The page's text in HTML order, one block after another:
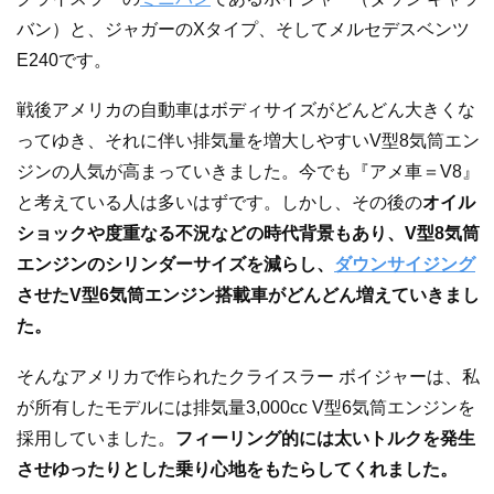
バン）と、ジャガーのXタイプ、そしてメルセデスベンツ
E240です。
戦後アメリカの自動車はボディサイズがどんどん大きくな
ってゆき、それに伴い排気量を増大しやすいV型8気筒エン
ジンの人気が高まっていきました。今でも『アメ車＝V8』
と考えている人は多いはずです。しかし、その後のオイル
ショックや度重なる不況などの時代背景もあり、V型8気筒
エンジンのシリンダーサイズを減らし、 ダウンサイジング
させたV型6気筒エンジン搭載車がどんどん増えていきまし
た。
そんなアメリカで作られたクライスラー ボイジャーは、私
が所有したモデルには排気量3,000cc V型6気筒エンジンを
採用していました。 フィーリング的には太いトルクを発生
させゆったりとした乗り心地をもたらしてくれました。